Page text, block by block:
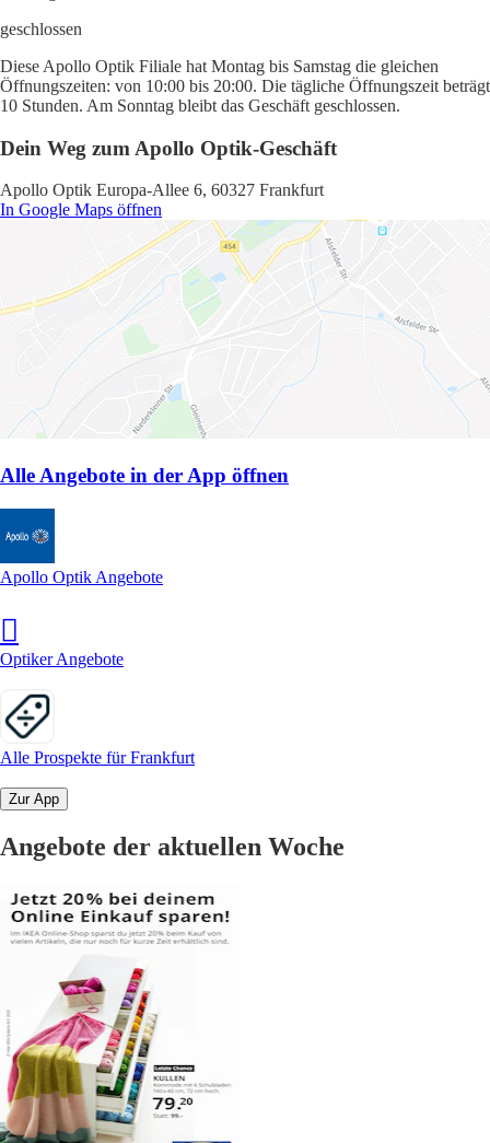
geschlossen
Diese Apollo Optik Filiale hat Montag bis Samstag die gleichen
Öffnungszeiten: von 10:00 bis 20:00. Die tägliche Öffnungszeit beträgt
10 Stunden. Am Sonntag bleibt das Geschäft geschlossen.
Dein Weg zum Apollo Optik-Geschäft
Apollo Optik Europa-Allee 6, 60327 Frankfurt
In Google Maps öffnen
Alle Angebote in der App öffnen
Apollo Optik Angebote
Optiker Angebote
Alle Prospekte für Frankfurt
Zur App
Angebote der aktuellen Woche